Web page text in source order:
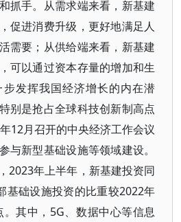
抓手。从需求端来看，新基建
促进消费升级，更好地满足人
需要；从供给端来看，新基建
可以通过资本存量的增加和生
发挥我国经济增长的内在潜
别是抢占全球科技创新制高点
12月召开的中央经济工作会议
与新型基础设施等领域建设。
2023年上半年，新基建投资同
基础设施投资的比重较2022年
其中，5G、数据中心等信息